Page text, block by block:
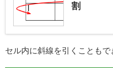
割
セル内に斜線を引くこともで